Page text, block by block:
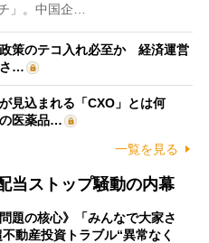
」。中国企…
策のテコ入れ必至か 経済運営
さ…
見込まれる「CXO」とは何
医薬品…
一覧を見る
当ストップ騒動の内幕
題の核心》「みんなで大家さ
動産投資トラブル“異常なく